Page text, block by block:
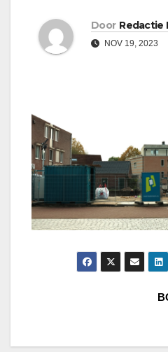
Door Redactie
NOV 19, 2023